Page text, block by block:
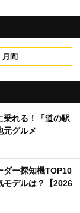
月間
乗れる！「道の駅
元グルメ
ダー探知機TOP10
モデルは？【2026